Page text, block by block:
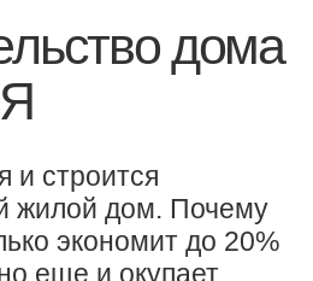
дом. Почему
и окупает
в него? Что
проект от